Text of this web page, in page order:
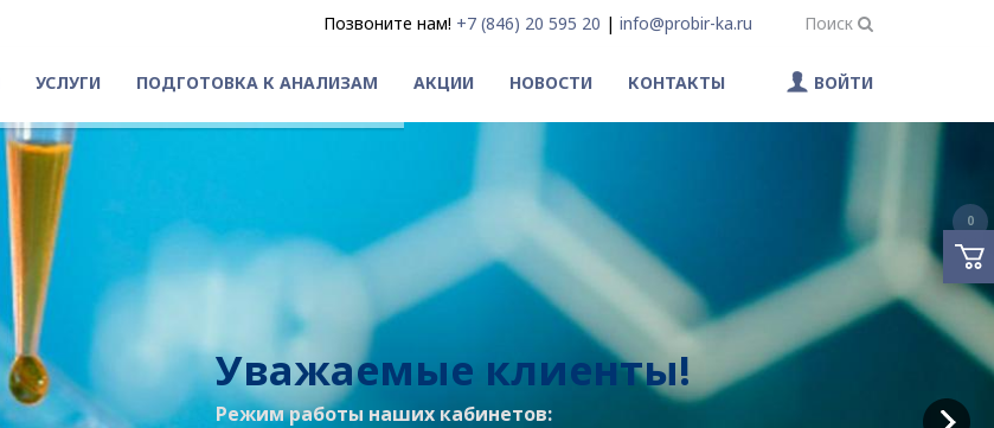
Позвоните нам! +7 (846) 20 595 20 | info@probir-ka.ru Поиск
УСЛУГИ ПОДГОТОВКА К АНАЛИЗАМ АКЦИИ НОВОСТИ КОНТАКТЫ ВОЙТИ
Уважаемые клиенты!
Режим работы наших кабинетов:
0